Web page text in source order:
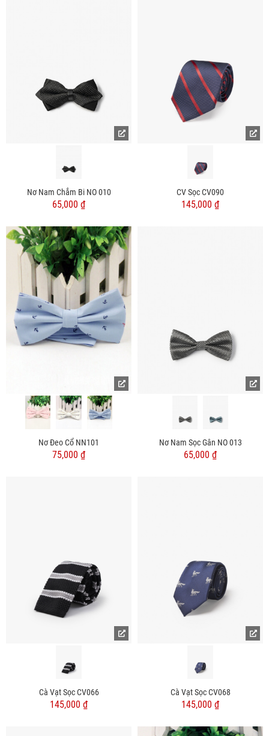
Nơ Nam Chắm Bi NO 010
65,000 ₫
CV Sọc CV090
145,000 ₫
Nơ Đeo Cổ NN101
75,000 ₫
Nơ Nam Sọc Gân NO 013
65,000 ₫
Cà Vạt Sọc CV066
145,000 ₫
Cà Vạt Sọc CV068
145,000 ₫